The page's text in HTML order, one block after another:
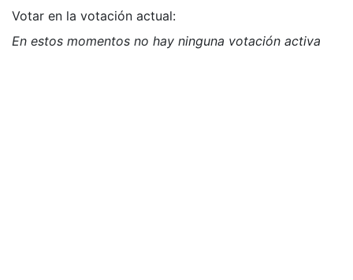
Votar en la votación actual:
En estos momentos no hay ninguna votación activa